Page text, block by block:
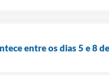
entre os dias 5 e 8